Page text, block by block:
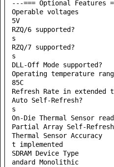
---=== Optional Features
Operable voltages
5V
RZQ/6 supported?
s
RZQ/7 supported?
s
DLL-Off Mode
Operating
85C
Refresh Rate in
Auto Self-Refresh?
s
On-Die Thermal Sensor
Partial Array Self-
Thermal Sensor
t implemented
SDRAM Device Type
andard Monolithic